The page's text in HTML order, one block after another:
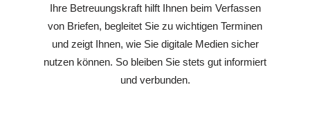
Ihre Betreuungskraft hilft Ihnen beim Verfassen
von Briefen, begleitet Sie zu wichtigen Terminen
und zeigt Ihnen, wie Sie digitale Medien sicher
nutzen können. So bleiben Sie stets gut informiert
und verbunden.